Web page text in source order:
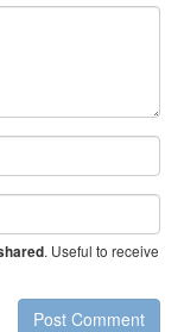
. Useful to receive
Post Comment